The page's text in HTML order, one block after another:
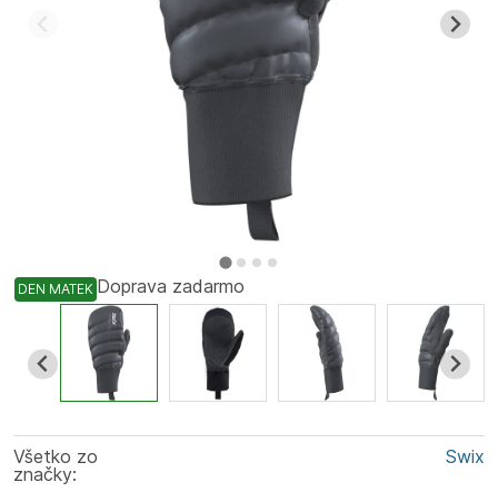
DEN MATEK
Všetko zo
značky:
Swix
Doprava zadarmo